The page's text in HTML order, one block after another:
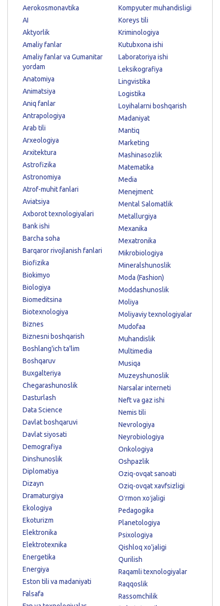
Aerokosmonavtika
AI
Aktyorlik
Amaliy fanlar
Amaliy fanlar va Gumanitar
yordam
Anatomiya
Animatsiya
Aniq fanlar
Antrapologiya
Arab tili
Arxeologiya
Arxitektura
Astrofizika
Astronomiya
Atrof-muhit fanlari
Aviatsiya
Axborot texnologiyalari
Bank ishi
Barcha soha
Barqaror rivojlanish fanlari
Biofizika
Biokimyo
Biologiya
Biomeditsina
Biotexnologiya
Biznes
Biznesni boshqarish
Boshlang'ich ta'lim
Boshqaruv
Buxgalteriya
Chegarashunoslik
Dasturlash
Data Science
Davlat boshqaruvi
Davlat siyosati
Demografiya
Dinshunoslik
Diplomatiya
Dizayn
Dramaturgiya
Ekologiya
Ekoturizm
Elektronika
Elektrotexnika
Energetika
Energiya
Eston tili va madaniyati
Falsafa
Kompyuter muhandisligi
Koreys tili
Kriminologiya
Kutubxona ishi
Laboratoriya ishi
Leksikografiya
Lingvistika
Logistika
Loyihalarni boshqarish
Madaniyat
Mantiq
Marketing
Mashinasozlik
Matematika
Media
Menejment
Mental Salomatlik
Metallurgiya
Mexanika
Mexatronika
Mikrobiologiya
Mineralshunoslik
Moda (Fashion)
Moddashunoslik
Moliya
Moliyaviy texnologiyalar
Mudofaa
Muhandislik
Multimedia
Musiqa
Muzeyshunoslik
Narsalar interneti
Neft va gaz ishi
Nemis tili
Nevrologiya
Neyrobiologiya
Onkologiya
Oshpazlik
Oziq-ovqat sanoati
Oziq-ovqat xavfsizligi
Oʻrmon xoʻjaligi
Pedagogika
Planetologiya
Psixologiya
Qishloq xo'jaligi
Qurilish
Raqamli texnologiyalar
Raqqoslik
Rassomchilik